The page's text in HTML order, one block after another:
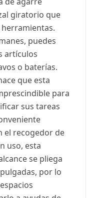
giratorio que
puedes
artículos
o baterías.
que esta
para
sus tareas
el recogedor de
uso, esta
se pliega
por lo